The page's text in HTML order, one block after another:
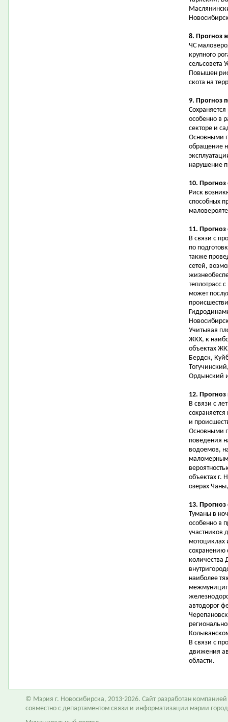
8. Прогноз
ЧС
крупного
сельсовета
Повышен
скота на
9. Прогноз
особенно в
секторе и
Основными
обращение
нарушение
10. Прогноз
Риск
способных
11.
В связи с
по
также
сетей,
теплотрасс
может
Учитывая
ЖКХ, к
объектах
Бердск,
Ордынский
12.
В связи с
и
Основными
поведения
водоемов,
объектах г.
озерах
13. Прогноз
Туманы в
особенно в
участников
мотоциклах
сохранению
количества
наиболее
автодорог
В связи с
движения
области.
© Мэрия г. Новосибирска, 2013-2026. Сайт разработан компанией
совместно с департаментом связи и информатизации мэрии